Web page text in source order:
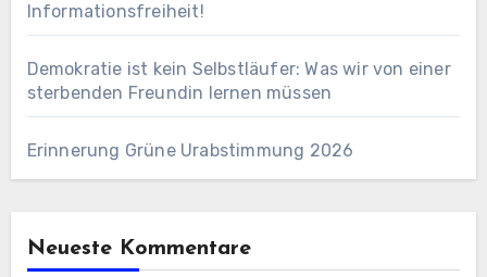
Informationsfreiheit!
Demokratie ist kein Selbstläufer: Was wir von einer
sterbenden Freundin lernen müssen
Erinnerung Grüne Urabstimmung 2026
Neueste Kommentare